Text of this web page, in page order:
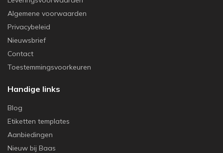
Algemene voorwaarden
Privacybeleid
Nieuwsbrief
Contact
Toestemmingsvoorkeuren
Handige links
Blog
Etiketten templates
Aanbiedingen
Nieuw bij Baas